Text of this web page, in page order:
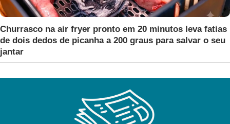
Churrasco na air fryer pronto em 20 minutos leva fatias
de dois dedos de picanha a 200 graus para salvar o seu
jantar